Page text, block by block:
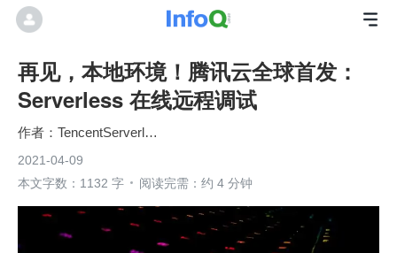
再见，本地环境！腾讯云全球首发：
Serverless 在线远程调试
TencentServerless
2021-04-09
本文字数：1132 字
阅读完需：约 4 分钟